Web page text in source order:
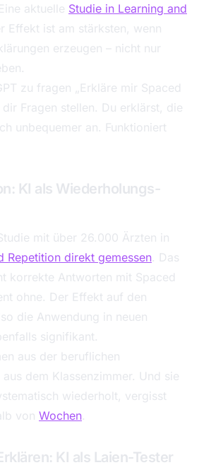
aktuelle Studie in Learning and
Effekt ist am stärksten, wenn
erzeugen – nicht nur
zu fragen „Erkläre mir Spaced
Fragen stellen. Du erklärst, die
unbequemer an. Funktioniert
KI als Wiederholungs-
mit über 26.000 Ärzten in
Repetition direkt gemessen. Das
korrekte Antworten mit Spaced
ohne. Der Effekt auf den
die Anwendung in neuen
signifikant.
aus der beruflichen
dem Klassenzimmer. Und sie
wiederholt, vergisst
von Wochen.
KI als Laien-Tester